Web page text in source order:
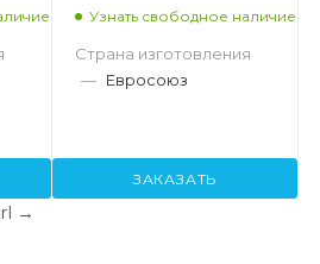
Узнать свободное наличие
Страна изготовления
— Евросоюз
ЗАКАЗАТЬ
→